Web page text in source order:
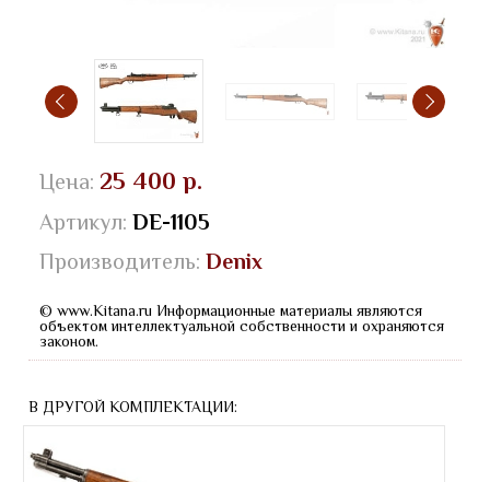
Цена: 25 400 р.
Артикул: DE-1105
Производитель: Denix
© www.Kitana.ru Информационные материалы являются
объектом интеллектуальной собственности и охраняются
законом.
В ДРУГОЙ КОМПЛЕКТАЦИИ: